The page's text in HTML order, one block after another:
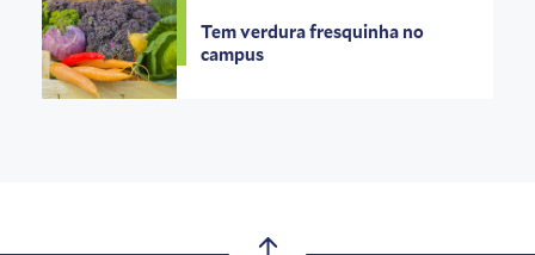
Tem verdura fresquinha no
campus